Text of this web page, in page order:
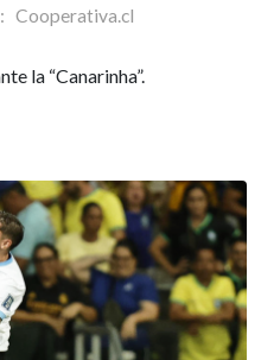
Cooperativa.cl
la “Canarinha”.